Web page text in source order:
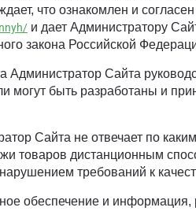
что ознакомлен и
и дает Администратору
закона Российской
Сайта
могут быть разработаны и
Сайта не отвечает по
товаров дистанционным
требований к
обеспечение и